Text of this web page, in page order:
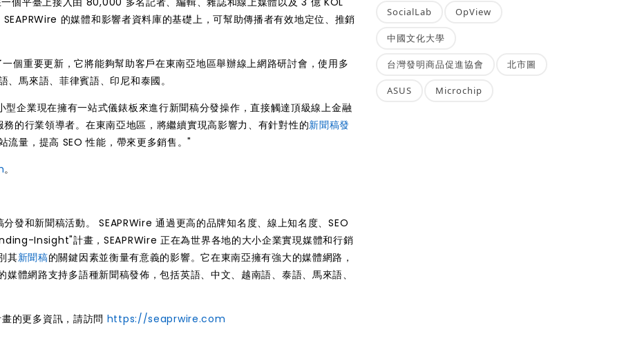
的媒體和影響者資料庫的基礎上，可幫助傳播者有效地定位、推銷
重要更新，它將能夠幫助客戶在東南亞地區舉辦線上網路研討會，使用多
馬來語、菲律賓語、印尼和泰國。
企業現在擁有一站式儀錶板來進行新聞稿分發操作，直接觸達頂級線上金融
的行業領導者。在東南亞地區，將繼續實現高影響力、有針對性的新聞稿發
流量，提高 SEO 性能，帶來更多銷售。"
。
發和新聞稿活動。 SEAPRWire 通過更高的品牌知名度、線上知名度、SEO
Insight"計畫，SEAPRWire 正在為世界各地的大小企業實現媒體和行銷
其新聞稿的關鍵因素並衡量有意義的影響。它在東南亞擁有強大的媒體網路，
體網路支持多語種新聞稿發佈，包括英語、中文、越南語、泰語、馬來語、
的更多資訊，請訪問 https://seaprwire.com
SocialLab OpView
中國文化大學
台灣發明商品促進協會 北市圖
ASUS Microchip